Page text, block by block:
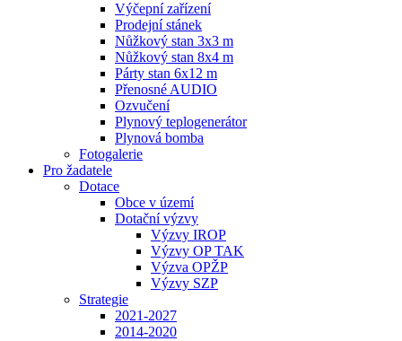
Výčepní zařízení
Prodejní stánek
Nůžkový stan 3x3 m
Nůžkový stan 8x4 m
Párty stan 6x12 m
Přenosné AUDIO
Ozvučení
Plynový teplogenerátor
Plynová bomba
Fotogalerie
Pro žadatele
Dotace
Obce v území
Dotační výzvy
Výzvy IROP
Výzvy OP TAK
Výzva OPŽP
Výzvy SZP
Strategie
2021-2027
2014-2020